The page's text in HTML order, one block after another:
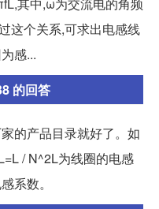
其中,ω为交流电的角频
这个关系,可求出电感线
感...
的回答
的产品目录就好了。如
/ N^2L为线圈的电感
系数。